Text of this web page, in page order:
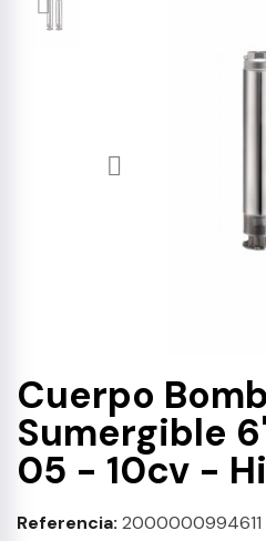
Cuerpo
Sumergible
05 - 10cv -
Referencia 2000000994611